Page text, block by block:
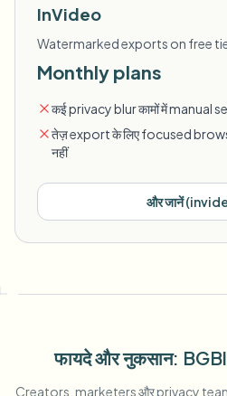
InVideo
Watermarked exports on free
Monthly plans
कई privacy blur कामों में manual
तेज़ export के लिए focused
नहीं
और जानें(
फायदे और नुकसान:
Creators, marketers और privacy